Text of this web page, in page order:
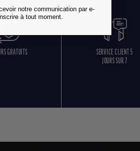
GRATUITS
SERVICE CLIENT 5
JOURS SUR 7
notre communication par e-
à tout moment.